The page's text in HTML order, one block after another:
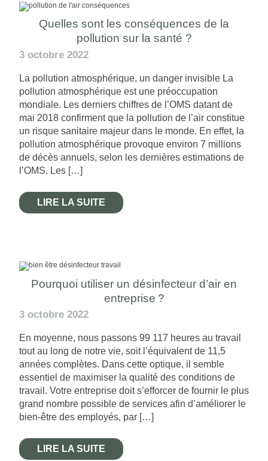
Quelles sont les conséquences de la
pollution sur la santé ?
3 octobre 2022
La pollution atmosphérique, un danger invisible La
pollution atmosphérique est une préoccupation
mondiale. Les derniers chiffres de l’OMS datant de
mai 2018 confirment que la pollution de l’air constitue
un risque sanitaire majeur dans le monde. En effet, la
pollution atmosphérique provoque environ 7 millions
de décès annuels, selon les dernières estimations de
l’OMS. Les […]
LIRE LA SUITE
Pourquoi utiliser un désinfecteur d’air en
entreprise ?
3 octobre 2022
En moyenne, nous passons 99 117 heures au travail
tout au long de notre vie, soit l’équivalent de 11,5
années complètes. Dans cette optique, il semble
essentiel de maximiser la qualité des conditions de
travail. Votre entreprise doit s’efforcer de fournir le plus
grand nombre possible de services afin d’améliorer le
bien-être des employés, par […]
LIRE LA SUITE